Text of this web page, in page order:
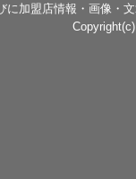
に加盟店情報・画像・